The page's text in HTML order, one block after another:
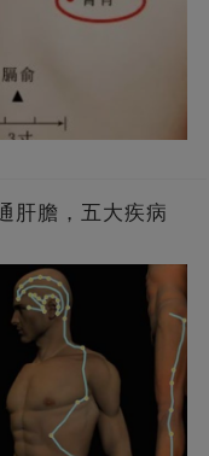
肝膽，五大疾病